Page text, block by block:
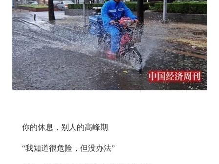
你的休息，别人的高峰期
“我知道很危险，但没办法”